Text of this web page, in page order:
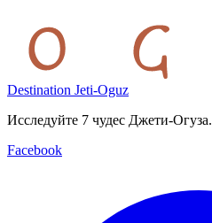
Destination Jeti-Oguz
Исследуйте 7 чудес Джети-Огуза.
Facebook